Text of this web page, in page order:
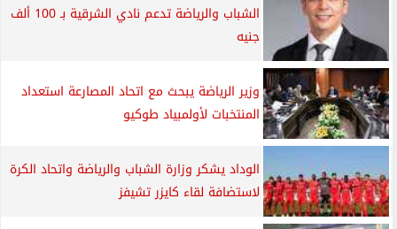
الشباب والرياضة تدعم نادي الشرقية بـ 100 ألف
جنيه
وزير الرياضة يبحث مع اتحاد المصارعة استعداد
المنتخبات لأولمبياد طوكيو
الوداد يشكر وزارة الشباب والرياضة واتحاد الكرة
لاستضافة لقاء كايزر تشيفز